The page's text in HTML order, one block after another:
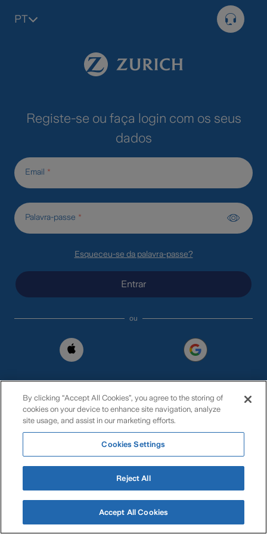
PT
Registe-se ou faça login com os seus
dados
Email
Palavra-passe
Esqueceu-se da palavra-passe?
Entrar
ou
Informação Legal Gestão de Cookies
Zurich Insurance Europe AG, Sucursal em Portugal • Zurich -
Companhia de Seguros Vida. S.A. • Copyright © 2026
By clicking “Accept All Cookies”, you agree to the storing of
cookies on your device to enhance site navigation, analyze
site usage, and assist in our marketing efforts.
Cookies Settings
Reject All
Accept All Cookies